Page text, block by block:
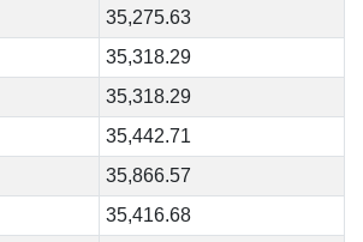
35,275.63
35,318.29
35,318.29
35,442.71
35,866.57
35,416.68